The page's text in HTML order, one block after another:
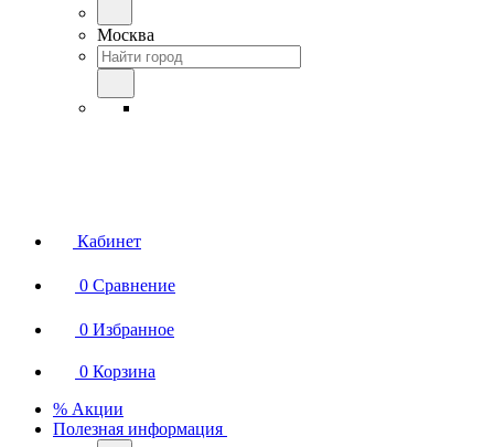
Москва
Кабинет
0 Сравнение
0 Избранное
0 Корзина
% Акции
Полезная информация